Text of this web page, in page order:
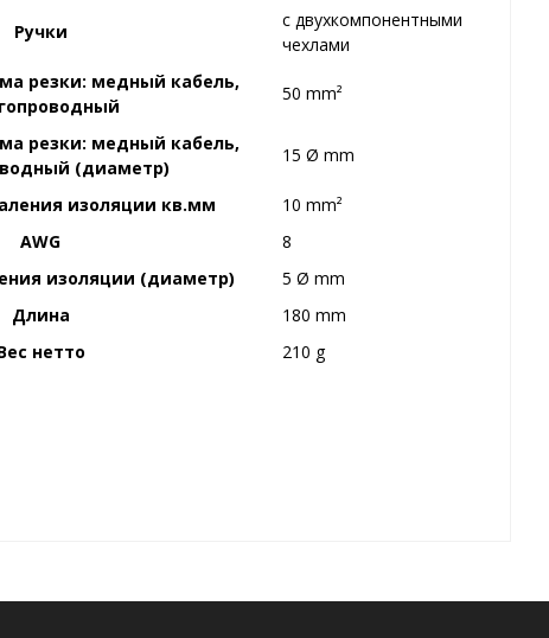
Ручки
с двухкомпонентными
чехлами
резки: медный кабель,
50 mm²
резки: медный кабель,
(диаметр)
15 Ø mm
изоляции кв.мм
10 mm²
AWG
8
изоляции (диаметр)
5 Ø mm
Длина
180 mm
нетто
210 g